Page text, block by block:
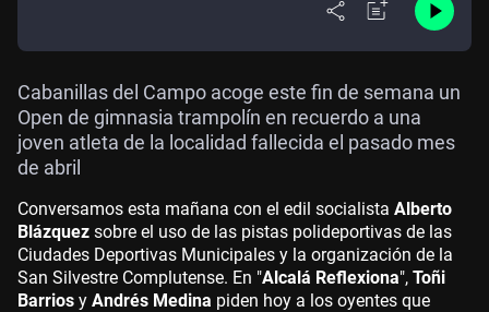
Cabanillas del Campo acoge este fin de semana un
Open de gimnasia trampolín en recuerdo a una
joven atleta de la localidad fallecida el pasado mes
de abril
Conversamos esta mañana con el edil socialista Alberto
Blázquez sobre el uso de las pistas polideportivas de las
Ciudades Deportivas Municipales y la organización de la
San Silvestre Complutense. En "Alcalá Reflexiona", Toñi
Barrios y Andrés Medina piden hoy a los oyentes que